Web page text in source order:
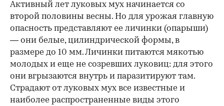
00:00
Активный лет луковых мух начинается со
второй половины весны. Но для урожая главную
опасность представляют ее личинки (опарыши)
— они белые, цилиндрической формы, в
размере до 10 мм. Личинки питаются мякотью
молодых и еще не созревших луковиц: для этого
они вгрызаются внутрь и паразитируют там.
Страдают от луковых мух все известные и
наиболее распространенные виды этого